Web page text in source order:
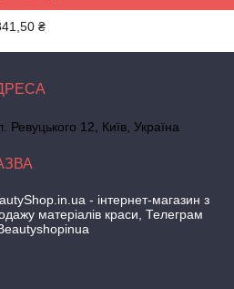
₴
Ревуцького 12, Київ, Україна
- інтернет-магазин з
матеріалів краси, Телеграм